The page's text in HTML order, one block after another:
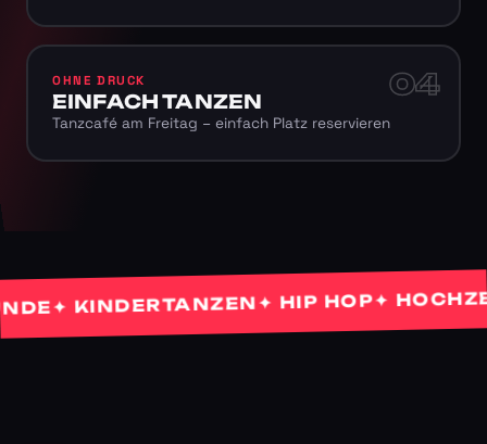
04
OHNE DRUCK
EINFACH TANZEN
Tanzcafé am Freitag – einfach Platz reservieren
✦ KINDERTANZEN✦ HIP HOP ✦